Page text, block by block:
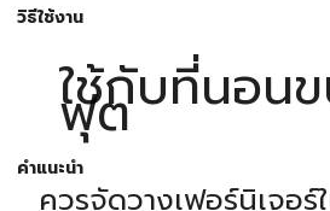
วิธีใช้งาน
ใช้กับที่นอน
ฟุต
คำแนะนำ
ควรจัดวางเฟอร์นิเจอ